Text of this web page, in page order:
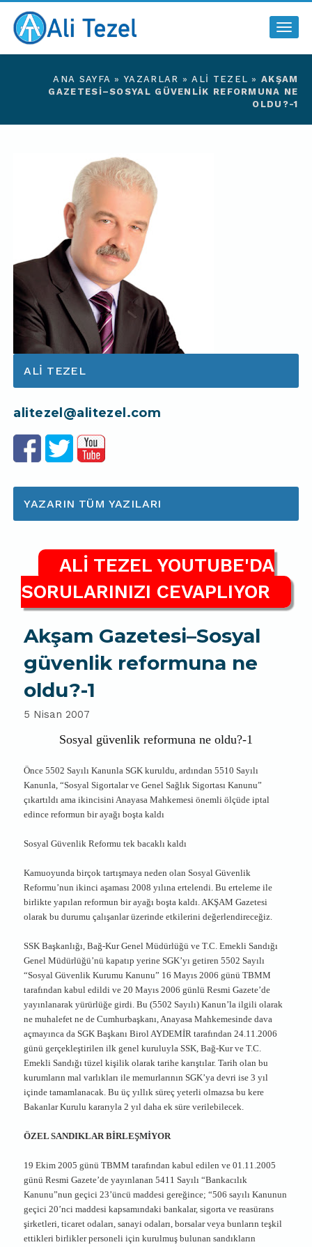
ANA SAYFA »YAZARLAR »ALI TEZEL »AKŞAM
GAZETESI–SOSYAL GÜVENLIK REFORMUNA NE
OLDU?-1
ALI TEZEL
alitezel@alitezel.com
YAZARIN TÜM YAZILARI
ALİ TEZEL YOUTUBE'DA
SORULARINIZI CEVAPLIYOR
Akşam Gazetesi–Sosyal
güvenlik reformuna ne
oldu?-1
5 Nisan 2007
Sosyal güvenlik reformuna ne oldu?-1
Önce 5502 Sayılı Kanunla SGK kuruldu, ardından 5510 Sayılı
Kanunla, “Sosyal Sigortalar ve Genel Sağlık Sigortası Kanunu”
çıkartıldı ama ikincisini Anayasa Mahkemesi önemli ölçüde iptal
edince reformun bir ayağı boşta kaldı
Sosyal Güvenlik Reformu tek bacaklı kaldı
Kamuoyunda birçok tartışmaya neden olan Sosyal Güvenlik
Reformu’nun ikinci aşaması 2008 yılına ertelendi. Bu erteleme ile
birlikte yapılan reformun bir ayağı boşta kaldı. AKŞAM Gazetesi
olarak bu durumu çalışanlar üzerinde etkilerini değerlendireceğiz.
SSK Başkanlığı, Bağ-Kur Genel Müdürlüğü ve T.C. Emekli Sandığı
Genel Müdürlüğü’nü kapatıp yerine SGK’yı getiren 5502 Sayılı
“Sosyal Güvenlik Kurumu Kanunu” 16 Mayıs 2006 günü TBMM
tarafından kabul edildi ve 20 Mayıs 2006 günlü Resmi Gazete’de
yayınlanarak yürürlüğe girdi. Bu (5502 Sayılı) Kanun’la ilgili olarak
ne muhalefet ne de Cumhurbaşkanı, Anayasa Mahkemesinde dava
açmayınca da SGK Başkanı Birol AYDEMİR tarafından 24.11.2006
günü gerçekleştirilen ilk genel kuruluyla SSK, Bağ-Kur ve T.C.
Emekli Sandığı tüzel kişilik olarak tarihe karıştılar. Tarih olan bu
kurumların mal varlıkları ile memurlarının SGK’ya devri ise 3 yıl
içinde tamamlanacak. Bu üç yıllık süreç yeterli olmazsa bu kere
Bakanlar Kurulu kararıyla 2 yıl daha ek süre verilebilecek.
ÖZEL SANDIKLAR BİRLEŞMİYOR
19 Ekim 2005 günü TBMM tarafından kabul edilen ve 01.11.2005
günü Resmi Gazete’de yayınlanan 5411 Sayılı “Bankacılık
Kanunu”nun geçici 23’üncü maddesi gereğince; “506 sayılı Kanunun
geçici 20’nci maddesi kapsamındaki bankalar, sigorta ve reasürans
şirketleri, ticaret odaları, sanayi odaları, borsalar veya bunların teşkil
ettikleri birlikler personeli için kurulmuş bulunan sandıkların